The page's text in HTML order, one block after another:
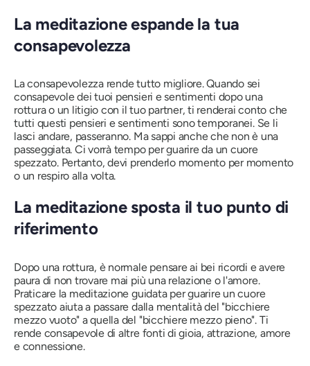
La meditazione espande la tua
consapevolezza
La consapevolezza rende tutto migliore. Quando sei
consapevole dei tuoi pensieri e sentimenti dopo una
rottura o un litigio con il tuo partner, ti renderai conto che
tutti questi pensieri e sentimenti sono temporanei. Se li
lasci andare, passeranno. Ma sappi anche che non è una
passeggiata. Ci vorrà tempo per guarire da un cuore
spezzato. Pertanto, devi prenderlo momento per momento
o un respiro alla volta.
La meditazione sposta il tuo punto di
riferimento
Dopo una rottura, è normale pensare ai bei ricordi e avere
paura di non trovare mai più una relazione o l'amore.
Praticare la meditazione guidata per guarire un cuore
spezzato aiuta a passare dalla mentalità del "bicchiere
mezzo vuoto" a quella del "bicchiere mezzo pieno". Ti
rende consapevole di altre fonti di gioia, attrazione, amore
e connessione.